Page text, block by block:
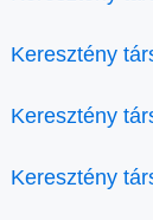
Keresztény
Keresztény
Keresztény